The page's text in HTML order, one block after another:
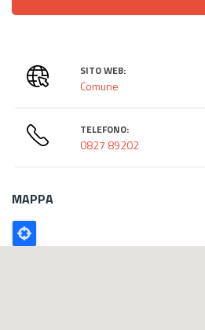
SITO WEB:
Comune
TELEFONO:
0827 89202
MAPPA
Poligono
GEO